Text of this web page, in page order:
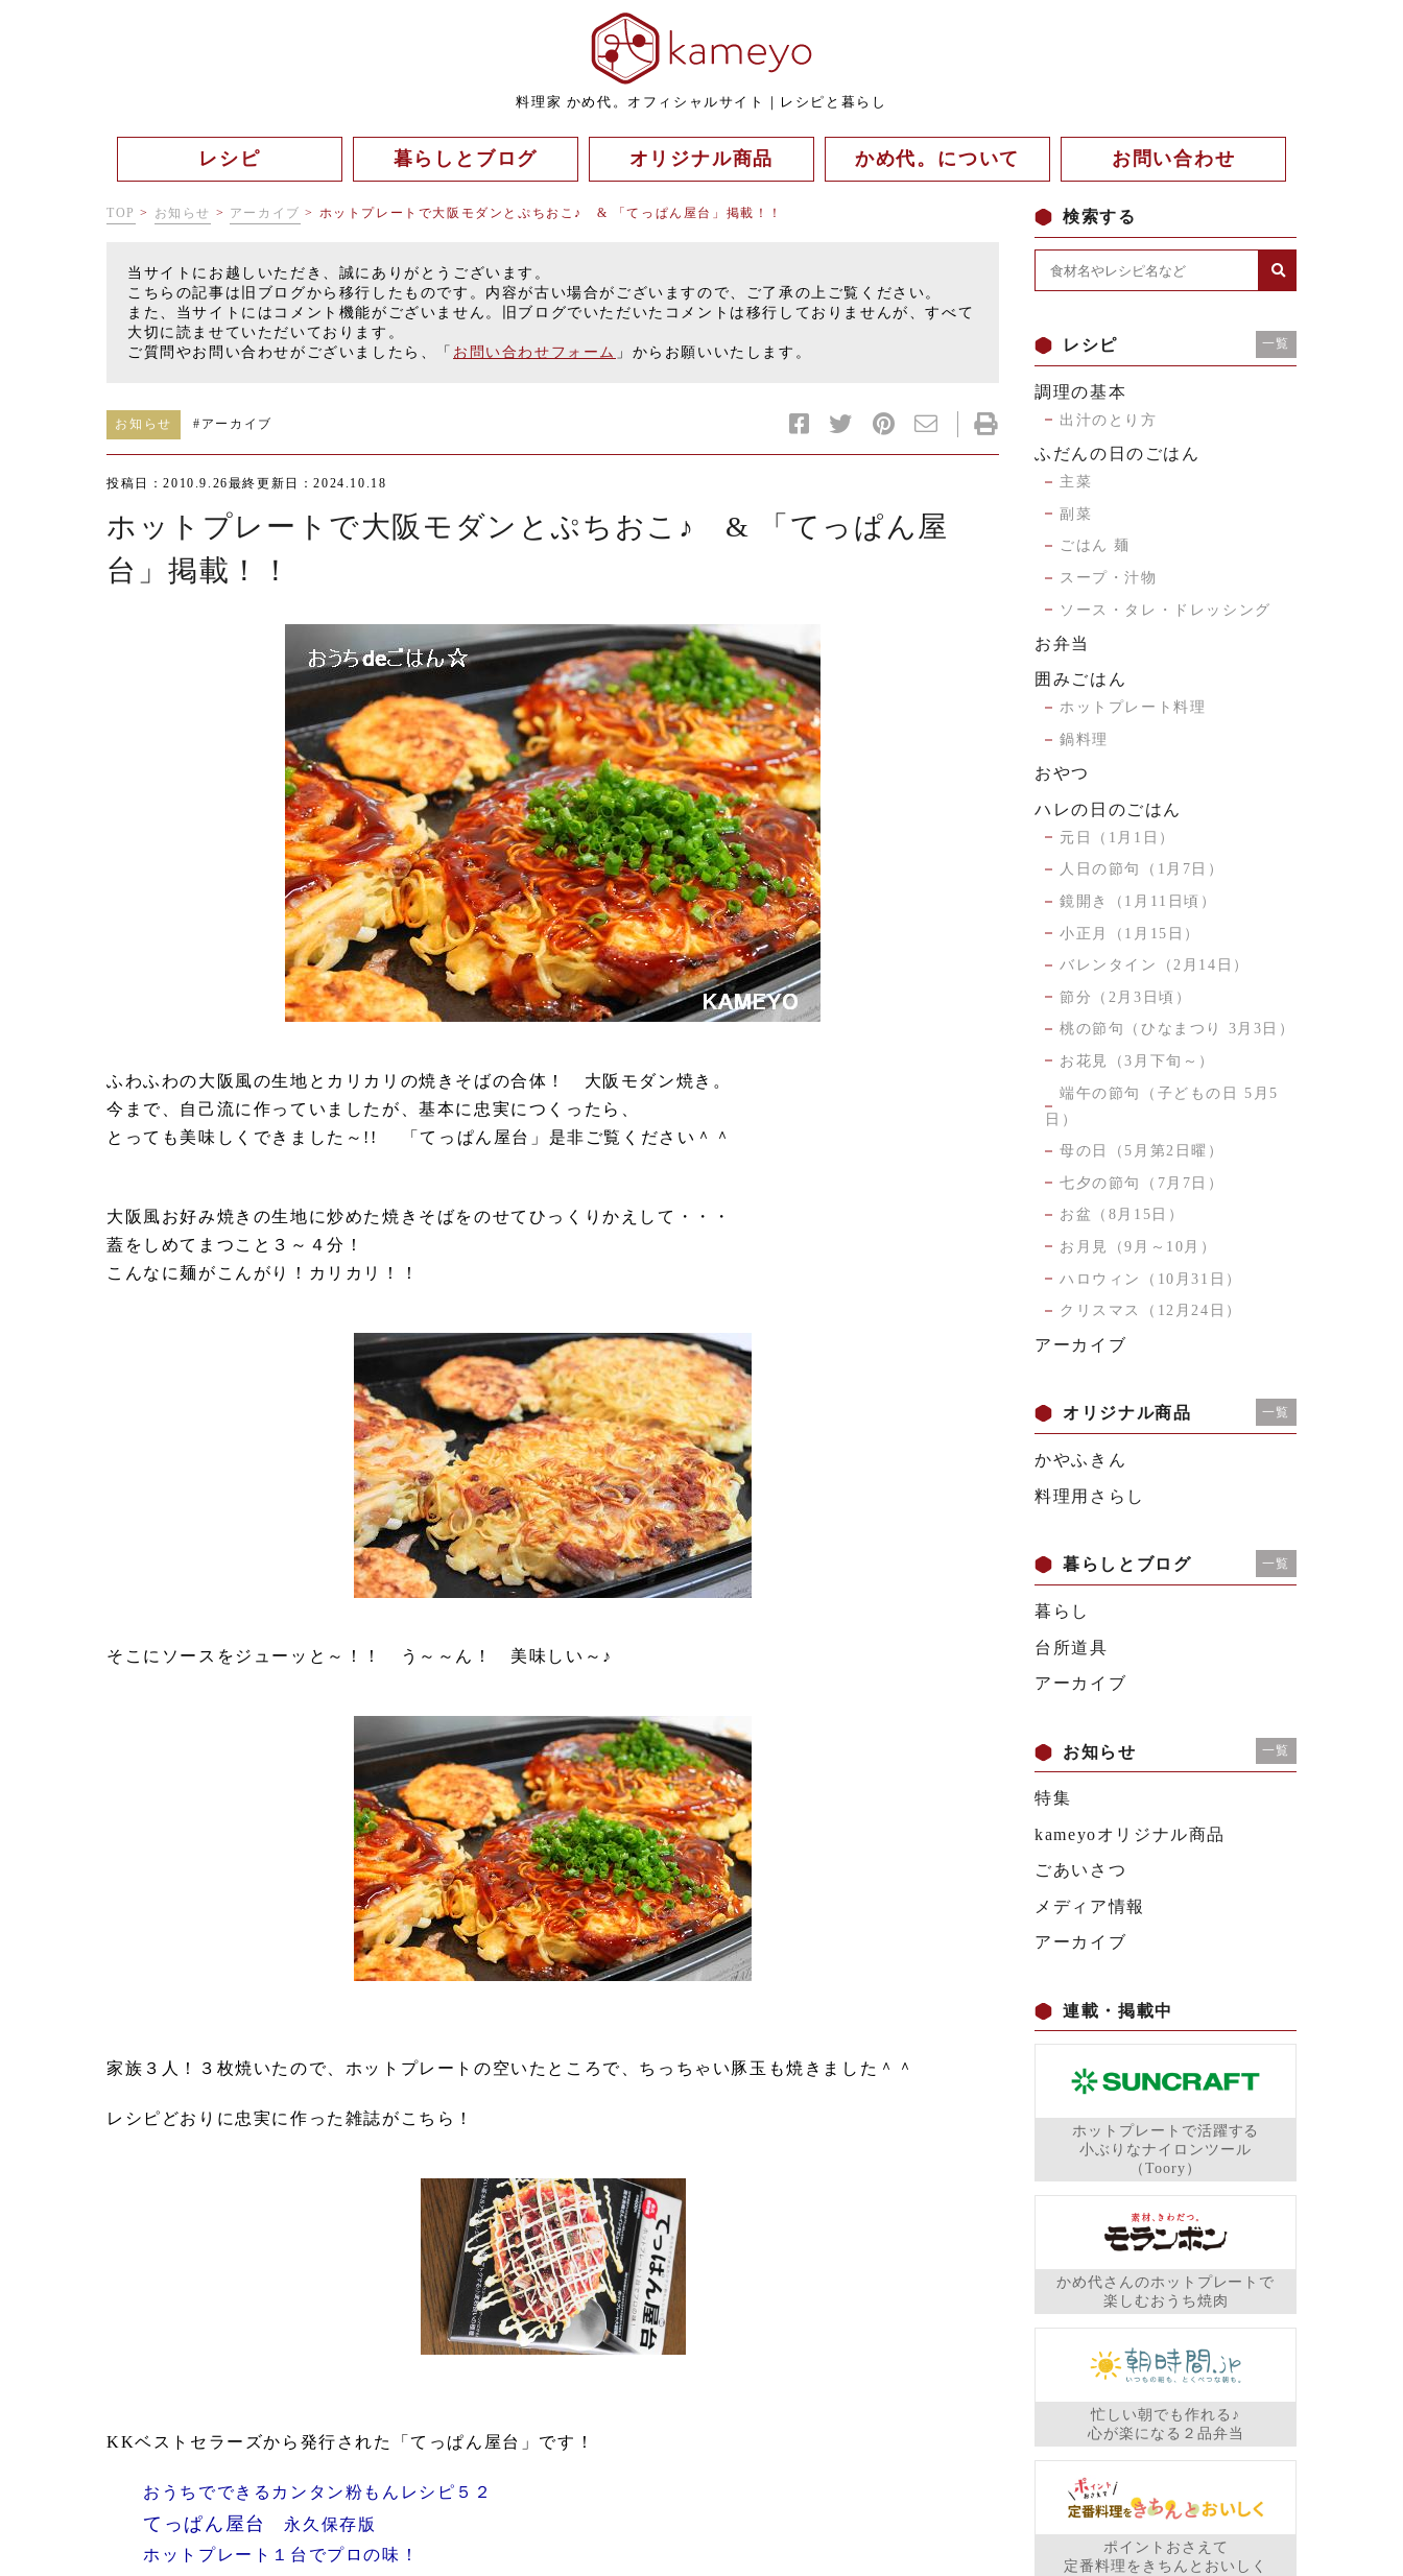
料理家 かめ代。オフィシャルサイト｜レシピと暮らし
レシピ 暮らしとブログ オリジナル商品 かめ代。について お問い合わせ
TOP > お知らせ > アーカイブ > ホットプレートで大阪モダンとぷちおこ♪ & 「てっぱん屋台」掲載！！
当サイトにお越しいただき、誠にありがとうございます。
こちらの記事は旧ブログから移行したものです。内容が古い場合がございますので、ご了承の上ご覧ください。
また、当サイトにはコメント機能がございません。旧ブログでいただいたコメントは移行しておりませんが、すべて
大切に読ませていただいております。
ご質問やお問い合わせがございましたら、「 お問い合わせフォーム 」からお願いいたします。
お知らせ # アーカイブ
投稿日：2010.9.26最終更新日：2024.10.18
ホットプレートで大阪モダンとぷちおこ♪ & 「てっぱん屋
台」掲載！！
ふわふわの大阪風の生地とカリカリの焼きそばの合体！ 大阪モダン焼き。
今まで、自己流に作っていましたが、基本に忠実につくったら、
とっても美味しくできました～!! 「てっぱん屋台」是非ご覧ください＾＾
大阪風お好み焼きの生地に炒めた焼きそばをのせてひっくりかえして・・・
蓋をしめてまつこと３～４分！
こんなに麺がこんがり！カリカリ！！
そこにソースをジューッと～！！ う～～ん！ 美味しい～♪
家族３人！３枚焼いたので、ホットプレートの空いたところで、ちっちゃい豚玉も焼きました＾＾
レシピどおりに忠実に作った雑誌がこちら！
KKベストセラーズから発行された「てっぱん屋台」です！
おうちでできるカンタン粉もんレシピ５２
てっぱん屋台
永久保存版
ホットプレート１台でプロの味！
検索する
レシピ 一覧
調理の基本
出汁のとり方
ふだんの日のごはん
主菜
副菜
ごはん 麺
スープ・汁物
ソース・タレ・ドレッシング
お弁当
囲みごはん
ホットプレート料理
鍋料理
おやつ
ハレの日のごはん
元日（1月1日）
人日の節句（1月7日）
鏡開き（1月11日頃）
小正月（1月15日）
バレンタイン（2月14日）
節分（2月3日頃）
桃の節句（ひなまつり 3月3日）
お花見（3月下旬～）
端午の節句（子どもの日 5月5
日）
母の日（5月第2日曜）
七夕の節句（7月7日）
お盆（8月15日）
お月見（9月～10月）
ハロウィン（10月31日）
クリスマス（12月24日）
アーカイブ
オリジナル商品 一覧
かやふきん
料理用さらし
暮らしとブログ 一覧
暮らし
台所道具
アーカイブ
お知らせ 一覧
特集
kameyoオリジナル商品
ごあいさつ
メディア情報
アーカイブ
連載・掲載中
ホットプレートで活躍する
小ぶりなナイロンツール
（Toory）
かめ代さんのホットプレートで
楽しむおうち焼肉
忙しい朝でも作れる♪
心が楽になる２品弁当
ポイントおさえて
定番料理をきちんとおいしく